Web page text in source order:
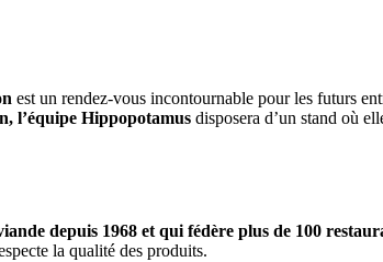
est un rendez-vous incontournable pour les futurs
l’équipe Hippopotamus disposera d’un stand où
depuis 1968 et qui fédère plus de 100
la qualité des produits.